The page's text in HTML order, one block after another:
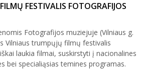
FESTIVALIS FOTOGRAFIJOS
Fotografijos muziejuje (Vilniaus g.
Vilniaus trumpųjų filmų festivalis
laukia filmai, suskirstyti į nacionalines
bei specialiąsias temines programas.